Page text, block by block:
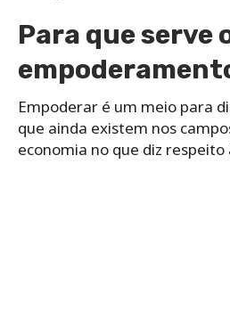
Para que serve
Empoderar é um meio para
que ainda existem nos
economia no que diz respeito